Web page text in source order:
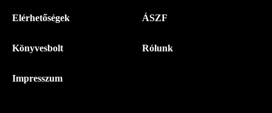
Menü
Magyar
-
Elérhetőségek
Könyvesbolt
Impresszum
ÁSZF
Rólunk